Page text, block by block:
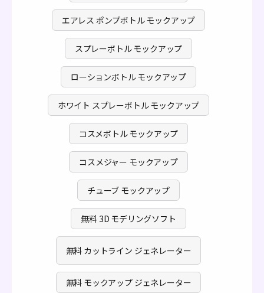
エアレス ポンプボトル モックアップ
スプレーボトル モックアップ
ローションボトル モックアップ
ホワイト スプレーボトル モックアップ
コスメボトル モックアップ
コスメジャー モックアップ
チューブ モックアップ
無料 3D モデリングソフト
無料 カットライン ジェネレーター
無料 モックアップ ジェネレーター